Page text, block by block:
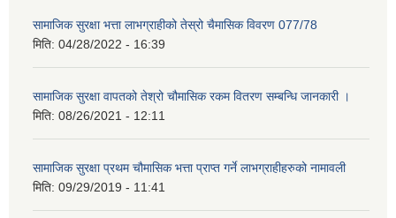
सामाजिक सुरक्षा भत्ता लाभग्राहीको तेस्रो चैमासिक विवरण 077/78
मिति: 04/28/2022 - 16:39
सामाजिक सुरक्षा वापतको तेश्रो चौमासिक रकम वितरण सम्बन्धि जानकारी ।
मिति: 08/26/2021 - 12:11
सामाजिक सुरक्षा प्रथम चौमासिक भत्ता प्राप्त गर्ने लाभग्राहीहरुको नामावली
मिति: 09/29/2019 - 11:41